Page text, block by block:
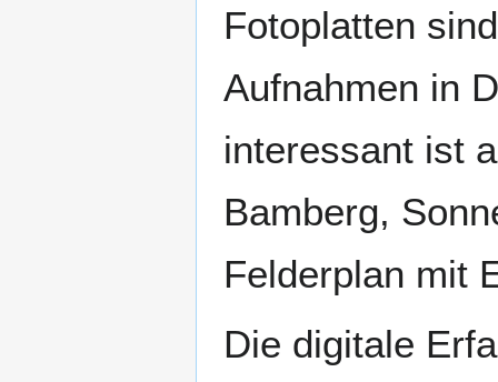
Fotoplatten
Aufnahmen in
interessant ist
Bamberg,
Felderplan mit
Die digitale